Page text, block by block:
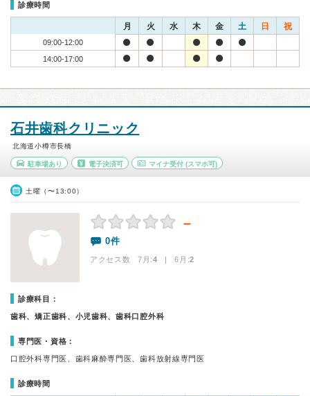
診療時間
月 火 水 木 金 土 日 祝
09:00-12:00
14:00-17:00
石井歯科クリニック
北海道小樽市長橋
駐車場あり 電子決済可 マイナ受付 (スマホ可)
土曜（〜13:00）
－
0件
アクセス数 7月:4 | 6月:2
診療科目：
歯科、矯正歯科、小児歯科、歯科口腔外科
専門医・資格：
口腔外科専門医、歯科麻酔専門医、歯科放射線専門医
診療時間